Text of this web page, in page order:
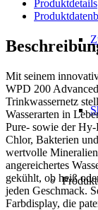
Produktdetails
Mit seinem
WPD 200
Trinkwassernetz
Wasserarten in
Pure- sowie der
Chlor, Bakterien
wertvolle
angereichertes
gekühlt, ob heiß
jeden Geschmack.
Farbdisplay, die